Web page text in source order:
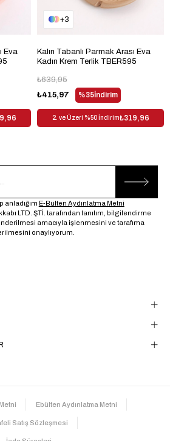
Eva
3
Kalın Tabanlı Parmak Arası Eva
Kadın Krem Terlik TBER595
%35İndirim
₺415,97
₺639,95
2. ve Üzeri %50 İndirim₺319,96
anladığım E-Bülten Aydınlatma Metni
LTD. ŞTİ. tarafından tanıtım, bilgilendirme
amacıyla işlenmesini ve tarafıma
onaylıyorum.
Ebülten Aydınlatma Metni
Satış Sözleşmesi